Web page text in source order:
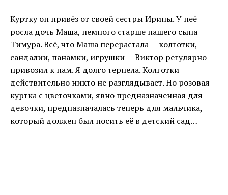
Куртку он привёз от своей сестры Ирины. У неё
росла дочь Маша, немного старше нашего сына
Тимура. Всё, что Маша перерастала — колготки,
сандалии, панамки, игрушки — Виктор регулярно
привозил к нам. Я долго терпела. Колготки
действительно никто не разглядывает. Но розовая
куртка с цветочками, явно предназначенная для
девочки, предназначалась теперь для мальчика,
который должен был носить её в детский сад…